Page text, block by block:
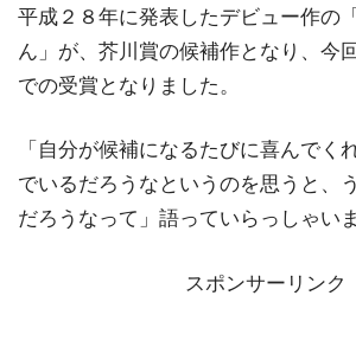
平成２８年に発表したデビュー作の
ん」が、芥川賞の候補作となり、今
での受賞となりました。
「自分が候補になるたびに喜んでく
でいるだろうなというのを思うと、
だろうなって」語っていらっしゃい
スポンサーリンク